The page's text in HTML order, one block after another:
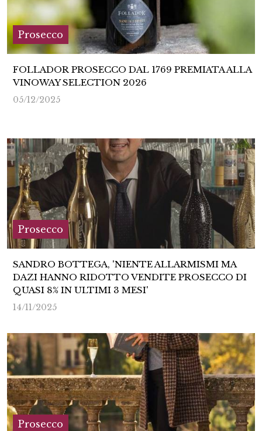
Prosecco
FOLLADOR PROSECCO DAL 1769 PREMIATA ALLA
VINOWAY SELECTION 2026
05/12/2025
Prosecco
SANDRO BOTTEGA, 'NIENTE ALLARMISMI MA
DAZI HANNO RIDOTTO VENDITE PROSECCO DI
QUASI 8% IN ULTIMI 3 MESI'
14/11/2025
Prosecco